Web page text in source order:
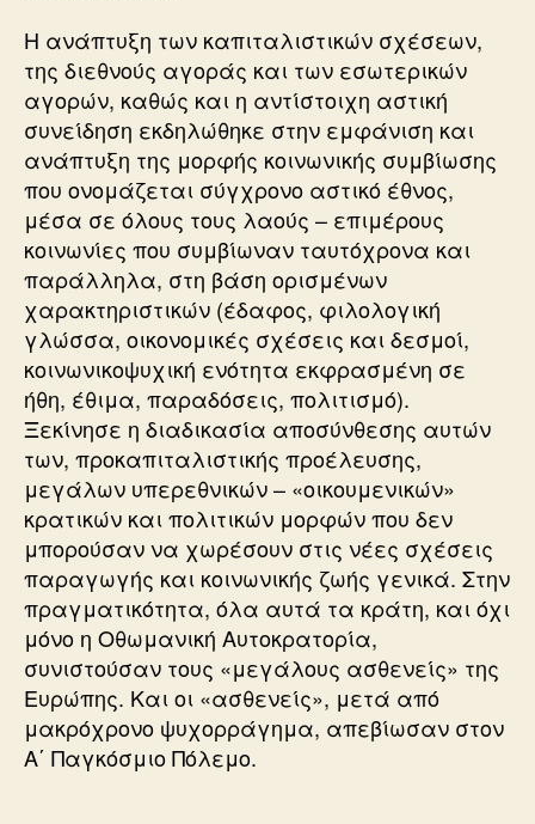
Η ανάπτυξη των καπιταλιστικών σχέσεων,
της διεθνούς αγοράς και των εσωτερικών
αγορών, καθώς και η αντίστοιχη αστική
συνείδηση εκδηλώθηκε στην εμφάνιση και
ανάπτυξη της μορφής κοινωνικής συμβίωσης
που ονομάζεται σύγχρονο αστικό έθνος,
μέσα σε όλους τους λαούς – επιμέρους
κοινωνίες που συμβίωναν ταυτόχρονα και
παράλληλα, στη βάση ορισμένων
χαρακτηριστικών (έδαφος, φιλολογική
γλώσσα, οικονομικές σχέσεις και δεσμοί,
κοινωνικοψυχική ενότητα εκφρασμένη σε
ήθη, έθιμα, παραδόσεις, πολιτισμό).
Ξεκίνησε η διαδικασία αποσύνθεσης αυτών
των, προκαπιταλιστικής προέλευσης,
μεγάλων υπερεθνικών – «οικουμενικών»
κρατικών και πολιτικών μορφών που δεν
μπορούσαν να χωρέσουν στις νέες σχέσεις
παραγωγής και κοινωνικής ζωής γενικά. Στην
πραγματικότητα, όλα αυτά τα κράτη, και όχι
μόνο η Οθωμανική Αυτοκρατορία,
συνιστούσαν τους «μεγάλους ασθενείς» της
Ευρώπης. Και οι «ασθενείς», μετά από
μακρόχρονο ψυχορράγημα, απεβίωσαν στον
Α΄ Παγκόσμιο Πόλεμο.